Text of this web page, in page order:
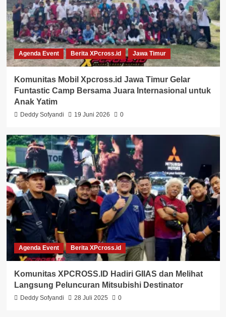
Agenda Event Berita XPcross.id Jawa Timur
Komunitas Mobil Xpcross.id Jawa Timur Gelar
Funtastic Camp Bersama Juara Internasional untuk
Anak Yatim
Deddy Sofyandi 19 Juni 2026 0
Agenda Event Berita XPcross.id
Komunitas XPCROSS.ID Hadiri GIIAS dan Melihat
Langsung Peluncuran Mitsubishi Destinator
Deddy Sofyandi 28 Juli 2025 0